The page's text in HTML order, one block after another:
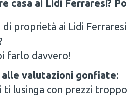
casa ai Lidi Ferraresi?
di proprietà ai Lidi
farlo davvero!
valutazioni gonfiate:
ti lusinga con prezzi